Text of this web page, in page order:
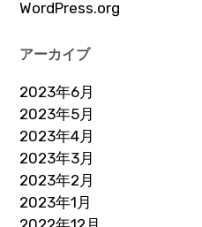
WordPress.org
アーカイブ
2023年6月
2023年5月
2023年4月
2023年3月
2023年2月
2023年1月